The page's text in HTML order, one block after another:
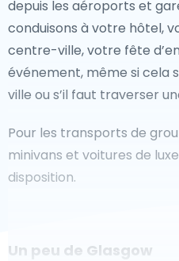
depuis les aéroports et
conduisons à votre hôtel,
centre-ville, votre fête
événement, même si cela
ville ou s’il faut traverser
Pour les transports de
minivans et voitures de
disposition.
Un peu de Glasgow